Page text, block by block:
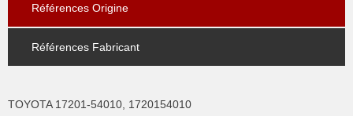
Références Origine
Références Fabricant
TOYOTA 17201-54010, 1720154010